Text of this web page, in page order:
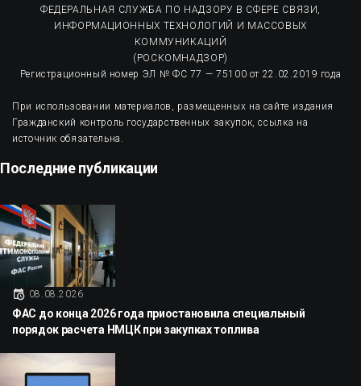
ФЕДЕРАЛЬНАЯ СЛУЖБА ПО НАДЗОРУ В СФЕРЕ СВЯЗИ,
ИНФОРМАЦИОННЫХ ТЕХНОЛОГИЙ И МАССОВЫХ
КОММУНИКАЦИЙ
(РОСКОМНАДЗОР)
Регистрационный номер ЭЛ № ФС 77 — 75100 от 22.02.2019 года
При использовании материалов, размещенных на сайте издания
Гражданский контроль государственных закупок, ссылка на
источник обязательна.
Последние публикации
08.08.2026
ФАС до конца 2026 года приостановила специальный
порядок расчета НМЦК при закупках топлива